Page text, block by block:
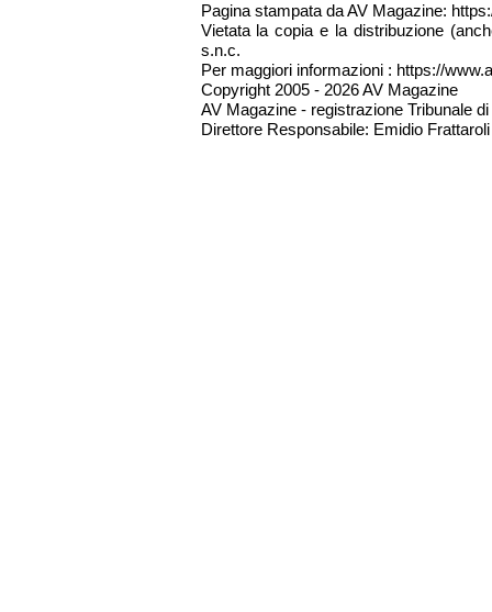
Pagina stampata da AV Magazine:
Vietata la copia e la distribuzione
s.n.c.
Per maggiori informazioni : https://
Copyright 2005 - 2026 AV Magazine
AV Magazine - registrazione Tribunale
Direttore Responsabile: Emidio Frattaroli